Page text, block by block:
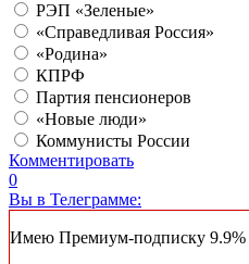
РЭП «Зеленые»
«Справедливая Россия»
«Родина»
КПРФ
Партия пенсионеров
«Новые люди»
Коммунисты России
Комментировать
0
Вы в Телеграмме:
Имею Премиум-подписку 9.9%